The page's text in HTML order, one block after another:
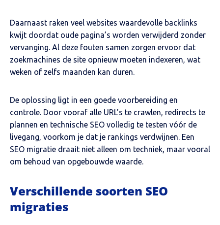
Daarnaast raken veel websites waardevolle backlinks
kwijt doordat oude pagina’s worden verwijderd zonder
vervanging. Al deze fouten samen zorgen ervoor dat
zoekmachines de site opnieuw moeten indexeren, wat
weken of zelfs maanden kan duren.
De oplossing ligt in een goede voorbereiding en
controle. Door vooraf alle URL’s te crawlen, redirects te
plannen en technische SEO volledig te testen vóór de
livegang, voorkom je dat je rankings verdwijnen. Een
SEO migratie draait niet alleen om techniek, maar vooral
om behoud van opgebouwde waarde.
Verschillende soorten SEO
migraties